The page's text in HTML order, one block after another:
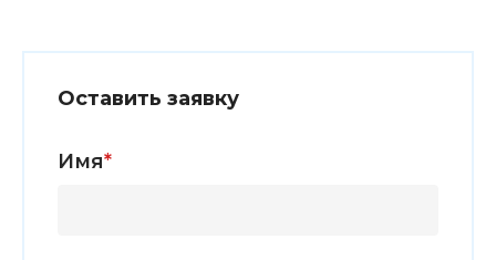
Оставить заявку
Имя*